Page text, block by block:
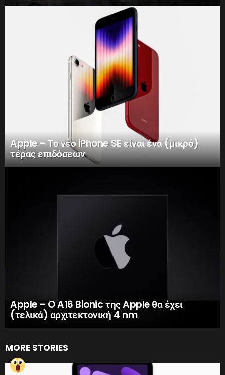
Apple – Το νέο iPhone SE είναι ένα (μικρό)
τέρας επιδόσεων
Apple – O A16 Bionic της Apple θα έχει
(τελικά) αρχιτεκτονική 4 nm
MORE STORIES